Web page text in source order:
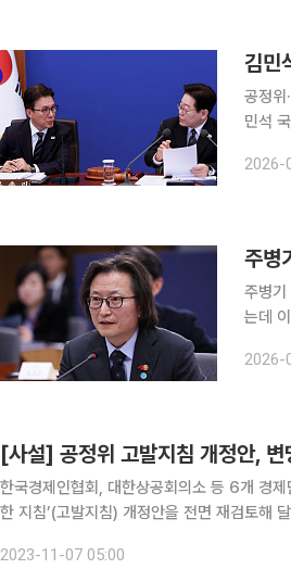
김민
공정위
민석
를 시
2026-
주병
는데 이
록 담
2026-
[사설] 공정위 고발지침 개정안, 변
한국경제인협회, 대한상공회의소 등 6개 경
한 지침’(고발지침) 개정안을 전면 재검토해
2023-11-07 05:00